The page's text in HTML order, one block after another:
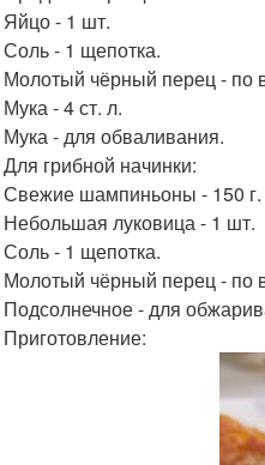
Яйцо - 1 шт.
Соль - 1 щепотка.
Молотый чёрный перец - по
Мука - 4 ст. л.
Мука - для обваливания.
Для грибной начинки:
Свежие шампиньоны - 150 г.
Небольшая луковица - 1 шт.
Соль - 1 щепотка.
Молотый чёрный перец - по
Подсолнечное - для
Приготовление: